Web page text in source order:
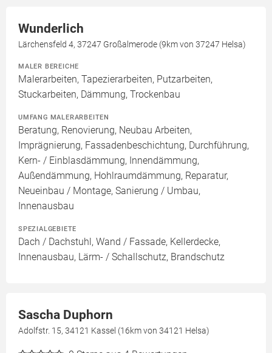
Wunderlich
Lärchensfeld 4, 37247 Großalmerode (9km von 37247 Helsa)
MALER BEREICHE
Malerarbeiten, Tapezierarbeiten, Putzarbeiten,
Stuckarbeiten, Dämmung, Trockenbau
UMFANG MALERARBEITEN
Beratung, Renovierung, Neubau Arbeiten,
Imprägnierung, Fassadenbeschichtung, Durchführung,
Kern- / Einblasdämmung, Innendämmung,
Außendämmung, Hohlraumdämmung, Reparatur,
Neueinbau / Montage, Sanierung / Umbau,
Innenausbau
SPEZIALGEBIETE
Dach / Dachstuhl, Wand / Fassade, Kellerdecke,
Innenausbau, Lärm- / Schallschutz, Brandschutz
Sascha Duphorn
Adolfstr. 15, 34121 Kassel (16km von 34121 Helsa)